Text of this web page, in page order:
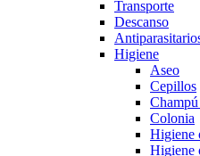
Transporte
Descanso
Higiene
Aseo
Cepillos
Colonia
Higiene
Higiene